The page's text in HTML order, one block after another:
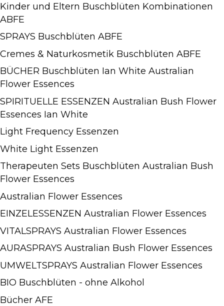
Kinder und Eltern Buschblüten Kombinationen
ABFE
SPRAYS Buschblüten ABFE
Cremes & Naturkosmetik Buschblüten ABFE
BÜCHER Buschblüten Ian White Australian
Flower Essences
SPIRITUELLE ESSENZEN Australian Bush Flower
Essences Ian White
Light Frequency Essenzen
White Light Essenzen
Therapeuten Sets Buschblüten Australian Bush
Flower Essences
Australian Flower Essences
EINZELESSENZEN Australian Flower Essences
VITALSPRAYS Australian Flower Essences
AURASPRAYS Australian Bush Flower Essences
UMWELTSPRAYS Australian Flower Essences
BIO Buschblüten - ohne Alkohol
Bücher AFE